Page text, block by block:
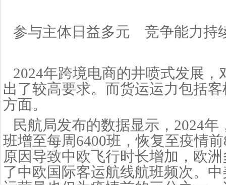
参与主体日益多元 竞争能力持
2024年跨境电商的井喷式发展，
出了较高要求。而货运运力包括
方面。
民航局发布的数据显示， 2024年
班增至每周6400班，恢复至疫情
原因导致中欧飞行时长增加，欧
了中欧国际客运航线航班频次。